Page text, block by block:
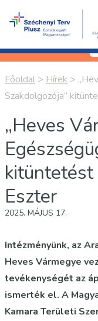
Főoldal > Hírek >
Szakdolgozója”
„Heves
Eszter
2025. MÁJUS 17.
Intézményünk, az
Heves Vármegye
tevékenységét az
ismerték el. A
Kamara Területi